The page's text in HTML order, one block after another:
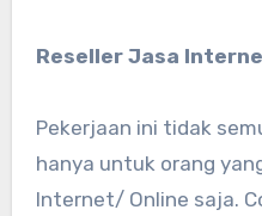
Reseller Jasa
Pekerjaan ini tidak
hanya untuk orang
Internet/ Online saja.